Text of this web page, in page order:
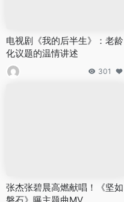
电视剧《我的后半生》：老龄
化议题的温情讲述
301
张杰张碧晨高燃献唱！《坚如